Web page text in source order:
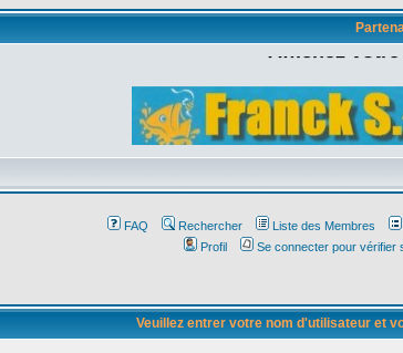
Affichez
FAQ Rechercher Liste des Membres
Profil
Se connecter pour vérifier
Veuillez entrer votre nom d'utilisateur et